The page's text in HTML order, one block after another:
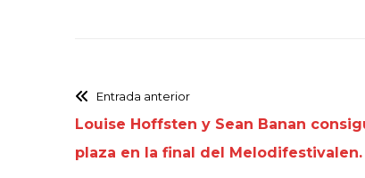
Entrada anterior
Louise Hoffsten y Sean Banan
plaza en la final del Melodifestivalen.